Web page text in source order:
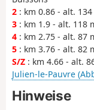
2 : km 0.86 - alt.
3 : km 1.9 - alt. 118
4 : km 2.75 - alt. 87
5 : km 3.76 - alt. 82
S/Z : km 4.66 - alt.
Julien-le-Pauvre
Hinweise